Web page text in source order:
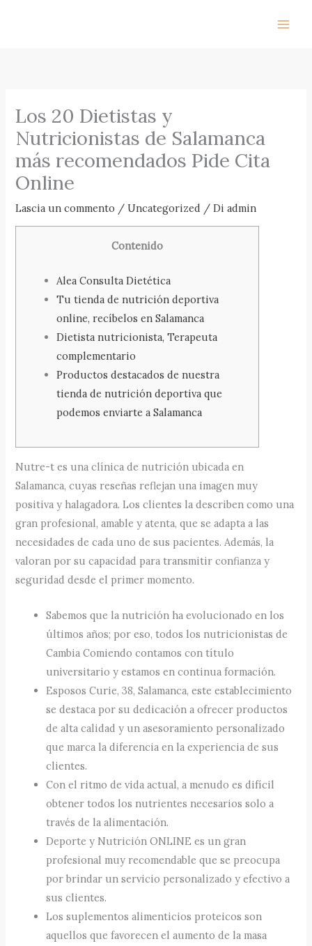
Los 20 Dietistas y
Nutricionistas de Salamanca
más recomendados Pide Cita
Online
Lascia un commento /Uncategorized / Diadmin
Contenido
Alea Consulta Dietética
Tu tienda de nutrición deportiva
online, recíbelos en Salamanca
Dietista nutricionista, Terapeuta
complementario
Productos destacados de nuestra
tienda de nutrición deportiva que
podemos enviarte a Salamanca
Nutre-t es una clínica de nutrición ubicada en
Salamanca, cuyas reseñas reflejan una imagen muy
positiva y halagadora. Los clientes la describen como una
gran profesional, amable y atenta, que se adapta a las
necesidades de cada uno de sus pacientes. Además, la
valoran por su capacidad para transmitir confianza y
seguridad desde el primer momento.
Sabemos que la nutrición ha evolucionado en los
últimos años; por eso, todos los nutricionistas de
Cambia Comiendo contamos con título
universitario y estamos en continua formación.
Esposos Curie, 38, Salamanca, este establecimiento
se destaca por su dedicación a ofrecer productos
de alta calidad y un asesoramiento personalizado
que marca la diferencia en la experiencia de sus
clientes.
Con el ritmo de vida actual, a menudo es difícil
obtener todos los nutrientes necesarios solo a
través de la alimentación.
Deporte y Nutrición ONLINE es un gran
profesional muy recomendable que se preocupa
por brindar un servicio personalizado y efectivo a
sus clientes.
Los suplementos alimenticios proteicos son
aquellos que favorecen el aumento de la masa